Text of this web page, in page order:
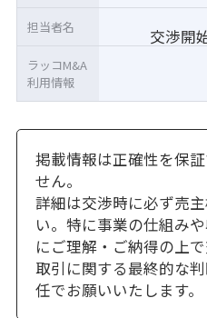
交渉開
担当者名
ラッコM&A
利用情報
掲載情報は正確性を保
せん。
詳細は交渉時に必ず売
い。特に事業の仕組み
にご理解・ご納得の上
取引に関する最終的な
任でお願いいたします。